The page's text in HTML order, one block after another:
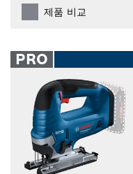
제품 비교
PRO